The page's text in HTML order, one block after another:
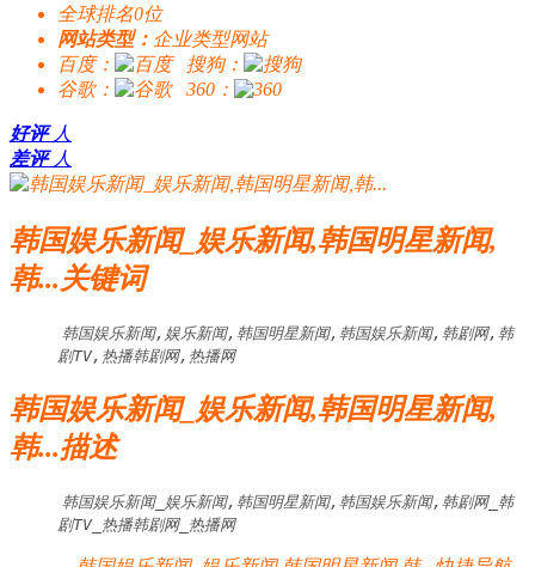
全球排名0位
网站类型： 企业类型网站
百度：
搜狗：
谷歌：
360：
好评 人
差评 人
韩国娱乐新闻_娱乐新闻,韩国明星新闻,
韩...关键词
韩国娱乐新闻,娱乐新闻,韩国明星新闻,韩国娱乐新闻,韩剧网,韩
剧TV,热播韩剧网,热播网
韩国娱乐新闻_娱乐新闻,韩国明星新闻,
韩...描述
韩国娱乐新闻_娱乐新闻,韩国明星新闻,韩国娱乐新闻,韩剧网_韩
剧TV_热播韩剧网_热播网